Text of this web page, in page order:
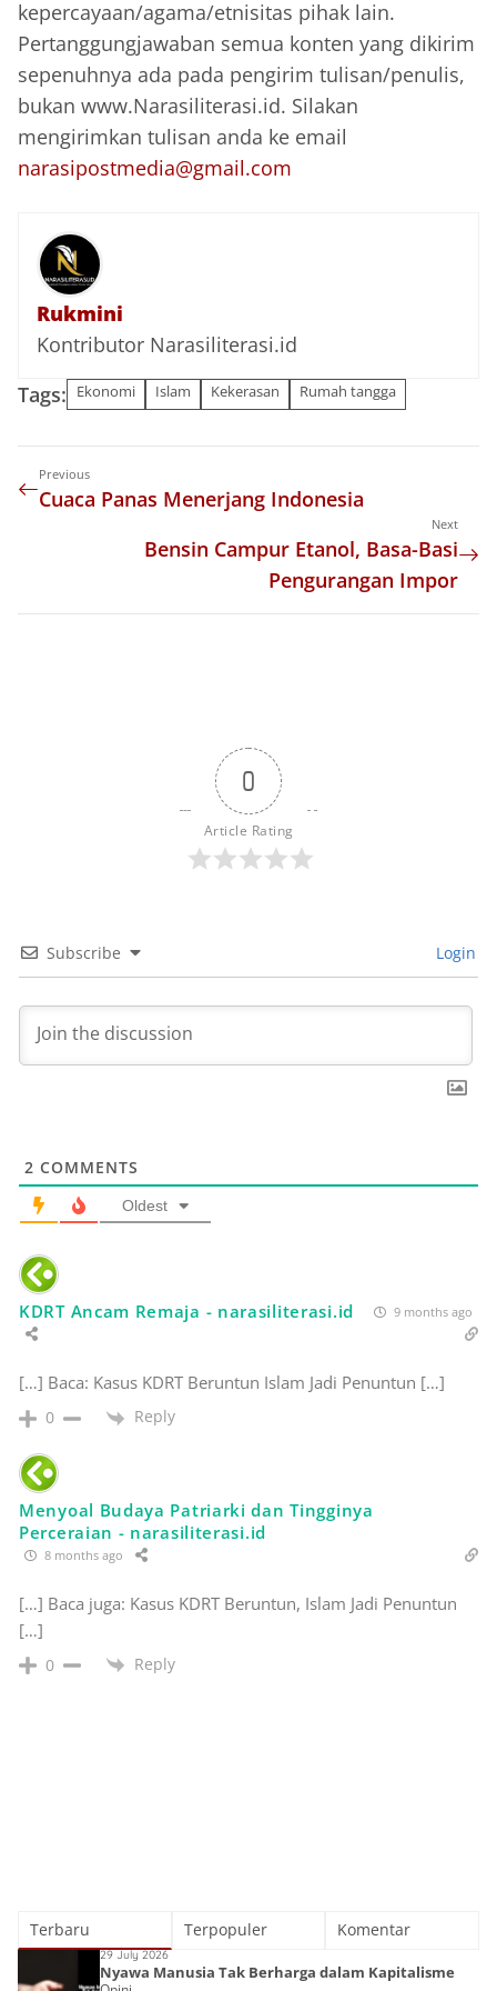
kepercayaan/agama/etnisitas pihak lain.
Pertanggungjawaban semua konten yang dikirim
sepenuhnya ada pada pengirim tulisan/penulis,
bukan www.Narasiliterasi.id. Silakan
mengirimkan tulisan anda ke email
narasipostmedia@gmail.com
Rukmini
Kontributor Narasiliterasi.id
Tags:
Ekonomi Islam Kekerasan Rumah tangga
Previous
Cuaca Panas Menerjang Indonesia
Next
Bensin Campur Etanol, Basa-Basi
Pengurangan Impor
0
Article Rating
Subscribe Login
2 COMMENTS
Oldest
KDRT Ancam Remaja - narasiliterasi.id 9 months ago
[…] Baca: Kasus KDRT Beruntun Islam Jadi Penuntun […]
0 Reply
Menyoal Budaya Patriarki dan Tingginya
Perceraian - narasiliterasi.id
8 months ago
[…] Baca juga: Kasus KDRT Beruntun, Islam Jadi Penuntun
[…]
0 Reply
Terbaru Terpopuler Komentar
29 July 2026
Nyawa Manusia Tak Berharga dalam Kapitalisme